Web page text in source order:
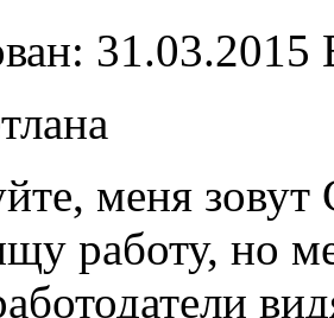
меня
работу, но